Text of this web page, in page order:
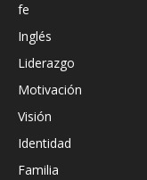
fe
Inglés
Liderazgo
Motivación
Visión
Identidad
Familia